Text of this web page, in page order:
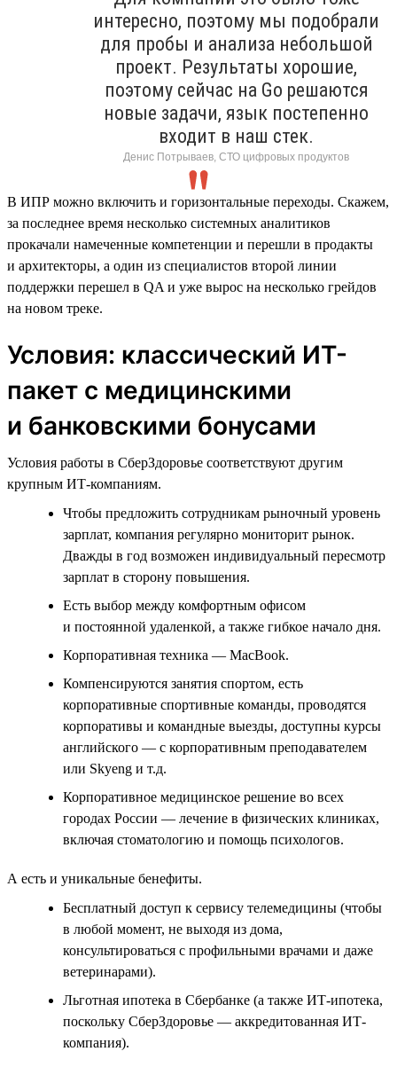
интересно, поэтому мы подобрали
для пробы и анализа небольшой
проект. Результаты хорошие,
поэтому сейчас на Go решаются
новые задачи, язык постепенно
входит в наш стек.
Денис Потрываев, СТО цифровых продуктов
В ИПР можно включить и горизонтальные переходы. Скажем,
за последнее время несколько системных аналитиков
прокачали намеченные компетенции и перешли в продакты
и архитекторы, а один из специалистов второй линии
поддержки перешел в QA и уже вырос на несколько грейдов
на новом треке.
Условия: классический ИТ-
пакет с медицинскими
и банковскими бонусами
Условия работы в СберЗдоровье соответствуют другим
крупным ИТ-компаниям.
Чтобы предложить сотрудникам рыночный уровень
зарплат, компания регулярно мониторит рынок.
Дважды в год возможен индивидуальный пересмотр
зарплат в сторону повышения.
Есть выбор между комфортным офисом
и постоянной удаленкой, а также гибкое начало дня.
Корпоративная техника — MacBook.
Компенсируются занятия спортом, есть
корпоративные спортивные команды, проводятся
корпоративы и командные выезды, доступны курсы
английского — с корпоративным преподавателем
или Skyeng и т.д.
Корпоративное медицинское решение во всех
городах России — лечение в физических клиниках,
включая стоматологию и помощь психологов.
А есть и уникальные бенефиты.
Бесплатный доступ к сервису телемедицины (чтобы
в любой момент, не выходя из дома,
консультироваться с профильными врачами и даже
ветеринарами).
Льготная ипотека в Сбербанке (а также ИТ-ипотека,
поскольку СберЗдоровье — аккредитованная ИТ-
компания).